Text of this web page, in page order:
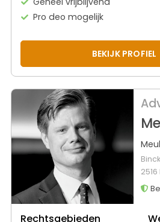
Pro deo mogelijk
BEKIJK PROFIEL
Rechtsgebieden